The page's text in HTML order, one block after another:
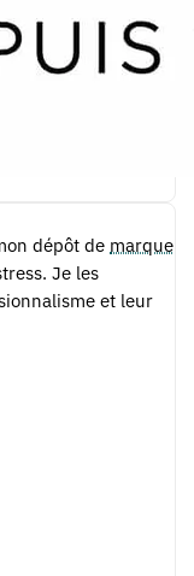
dépôt de marque
Je les
et leur